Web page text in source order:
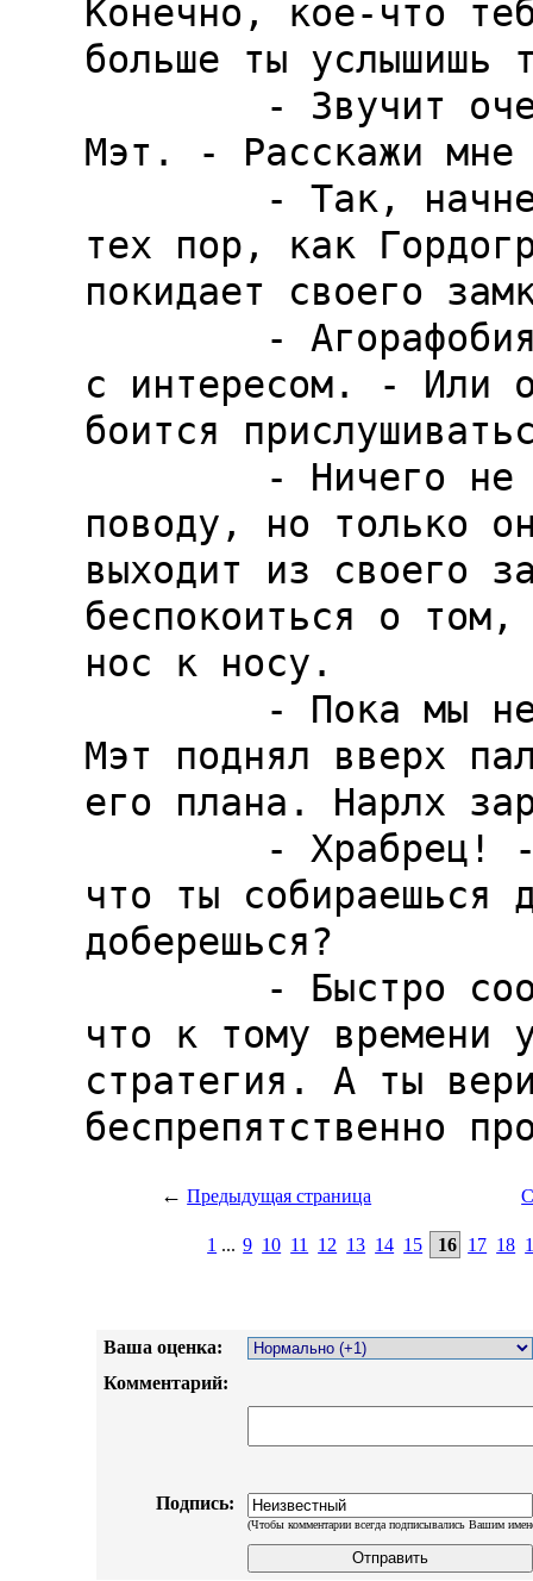
← Предыдущая страница
1 ... 9 10 11 12 13 14 15 16 17 18
Ваша оценка:
Комментарий:
Подпись:
(Чтобы комментарии всегда подписывались Вашим